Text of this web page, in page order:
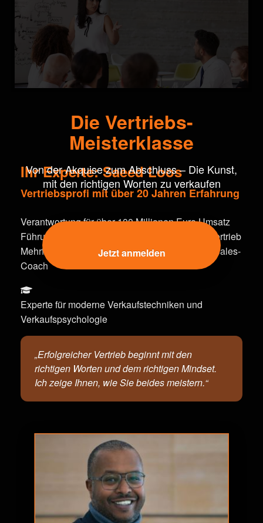
Die Vertriebs-
Meisterklasse
Von der Akquise zum Abschluss – Die Kunst,
mit den richtigen Worten zu verkaufen
Jetzt anmelden
Ihr Experte: Saeed Loos
Vertriebsprofi mit über 20 Jahren Erfahrung
Verantwortung für über 100 Millionen Euro Umsatz
Führung von mehr als 130 Mitarbeitenden im Vertrieb
Mehrfach ausgezeichneter Top-Performer und Sales-
Coach
Experte für moderne Verkaufstechniken und
Verkaufspsychologie
„Erfolgreicher Vertrieb beginnt mit den
richtigen Worten und dem richtigen Mindset.
Ich zeige Ihnen, wie Sie beides meistern.“